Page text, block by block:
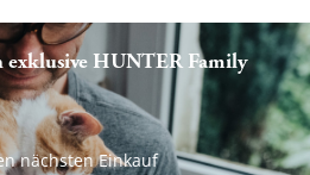
exklusive HUNTER Family
nächsten Einkauf